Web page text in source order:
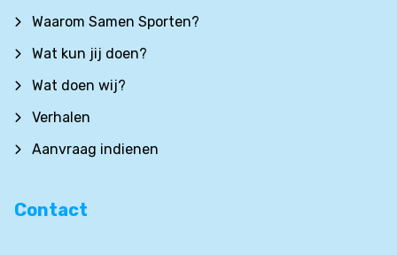
Waarom Samen Sporten?
Wat kun jij doen?
Wat doen wij?
Verhalen
Aanvraag indienen
Contact